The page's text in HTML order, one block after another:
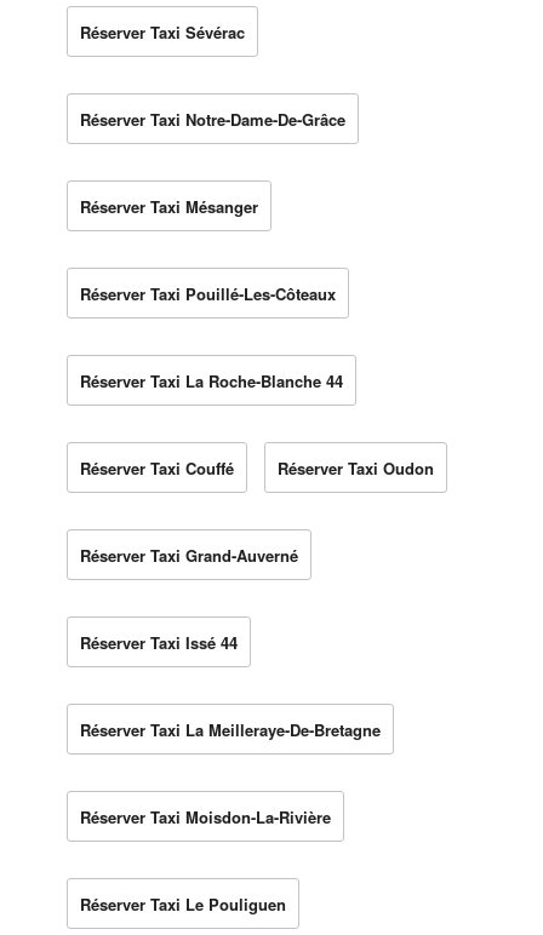
Réserver Taxi Sévérac
Réserver Taxi Notre-Dame-De-Grâce
Réserver Taxi Mésanger
Réserver Taxi Pouillé-Les-Côteaux
Réserver Taxi La Roche-Blanche 44
Réserver Taxi Couffé Réserver Taxi Oudon
Réserver Taxi Grand-Auverné
Réserver Taxi Issé 44
Réserver Taxi La Meilleraye-De-Bretagne
Réserver Taxi Moisdon-La-Rivière
Réserver Taxi Le Pouliguen